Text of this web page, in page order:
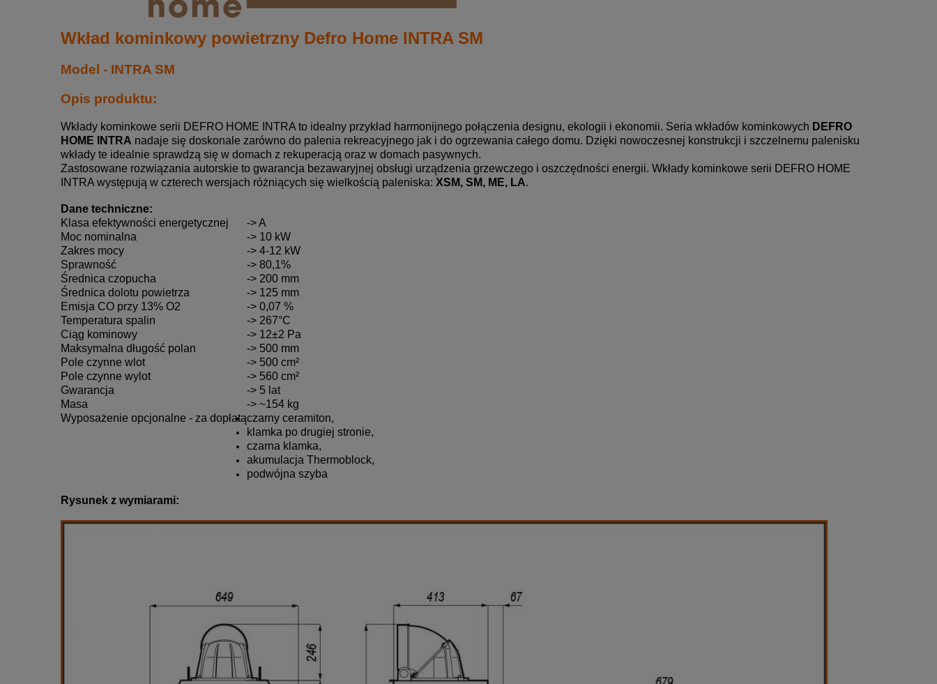
Wkład kominkowy powietrzny Defro Home INTRA SM
Model - INTRA SM
Opis produktu:
Wkłady kominkowe serii DEFRO HOME INTRA to idealny przykład harmonijnego połączenia designu, ekologii i ekonomii. Seria wkładów kominkowych DEFRO
HOME INTRA nadaje się doskonale zarówno do palenia rekreacyjnego jak i do ogrzewania całego domu. Dzięki nowoczesnej konstrukcji i szczelnemu palenisku
wkłady te idealnie sprawdzą się w domach z rekuperacją oraz w domach pasywnych.
Zastosowane rozwiązania autorskie to gwarancja bezawaryjnej obsługi urządzenia grzewczego i oszczędności energii. Wkłady kominkowe serii DEFRO HOME
INTRA występują w czterech wersjach różniących się wielkością paleniska: XSM, SM, ME, LA.
Dane techniczne:
Klasa efektywności energetycznej
-> A
Moc nominalna
-> 10 kW
Zakres mocy
-> 4-12 kW
Sprawność
-> 80,1%
Średnica czopucha
-> 200 mm
Średnica dolotu powietrza
-> 125 mm
Emisja CO przy 13% O2
-> 0,07 %
Temperatura spalin
-> 267°C
Ciąg kominowy
-> 12±2 Pa
Maksymalna długość polan
-> 500 mm
Pole czynne wlot
-> 500 cm²
Pole czynne wylot
-> 560 cm²
Gwarancja
-> 5 lat
Masa
-> ~154 kg
Wyposażenie opcjonalne - za dopłatączarny ceramiton,
klamka po drugiej stronie,
czarna klamka,
akumulacja Thermoblock,
podwójna szyba
Rysunek z wymiarami: